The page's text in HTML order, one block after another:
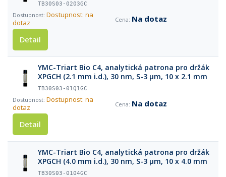
TB30S03-0203GC
Dostupnost: na
dotaz
Na dotaz
Detail
YMC-Triart Bio C4, analytická patrona pro držák
XPGCH (2.1 mm i.d.), 30 nm, S-3 µm, 10 x 2.1 mm
TB30S03-01Q1GC
Dostupnost: na
dotaz
Na dotaz
Detail
YMC-Triart Bio C4, analytická patrona pro držák
XPGCH (4.0 mm i.d.), 30 nm, S-3 µm, 10 x 4.0 mm
TB30S03-0104GC